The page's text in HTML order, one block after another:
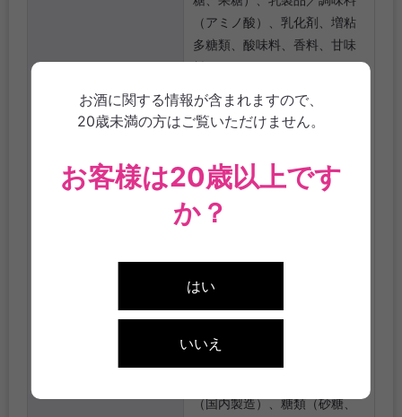
お酒に関する情報が含まれますので、
20歳未満の方はご覧いただけません。
お客様は20歳以上です
か？
はい
いいえ
（アミノ酸）、乳化剤、増粘
多糖類、酸味料、香料、甘味
料（スクラロース、アセスル
40号）*原材料一部に乳を含
ルコール（国内製造）、糖類
（砂糖、果糖）、乳等を主要
原料とする食品、乳製品／調
甘味料（スクラロース、アセ
スルファームK）、着色料（黄
色5号）*原材料一部に乳を含
（国内製造）、糖類（砂糖、